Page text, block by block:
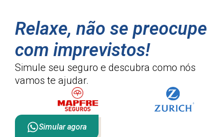
Relaxe, não se preocupe
com imprevistos!
Simule seu seguro e descubra como nós
vamos te ajudar.
Simular agora